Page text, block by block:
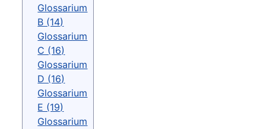
Glossarium
B (14)
Glossarium
C (16)
Glossarium
D (16)
Glossarium
E (19)
Glossarium